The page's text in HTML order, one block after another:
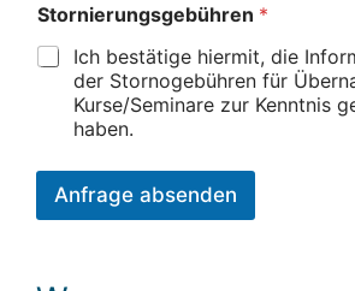
Stornierungsgebühren *
Ich bestätige hiermit, die
der Stornogebühren für
Kurse/Seminare zur Kenntnis
haben.
Anfrage absenden